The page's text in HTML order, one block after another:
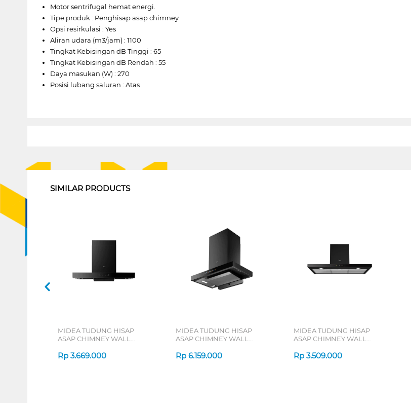
Motor sentrifugal hemat energi.
Tipe produk : Penghisap asap chimney
Opsi resirkulasi : Yes
Aliran udara (m3/jam) : 1100
Tingkat Kebisingan dB Tinggi : 65
Tingkat Kebisingan dB Rendah : 55
Daya masukan (W) : 270
Posisi lubang saluran : Atas
SIMILAR PRODUCTS
MIDEA TUDUNG HISAP
ASAP CHIMNEY WALL
Rp 3.669.000
MIDEA TUDUNG HISAP
ASAP CHIMNEY WALL
Rp 6.159.000
MIDEA TUDUNG HISAP
ASAP CHIMNEY WALL
Rp 3.509.000